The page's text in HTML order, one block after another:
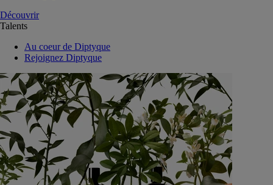
Découvrir
Talents
Au coeur de Diptyque
Rejoignez Diptyque